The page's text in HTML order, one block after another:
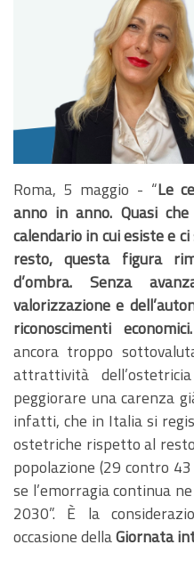
Roma, 5 maggio - “Le
anno in anno. Quasi
calendario in cui esiste e
resto, questa figura
d’ombra. Senza
valorizzazione e
riconoscimenti economici.
ancora troppo
attrattività
peggiorare una carenza
infatti, che in Italia si
ostetriche rispetto al
popolazione (29 contro
se l’emorragia continua
2030”. È la
occasione dellaGiornata